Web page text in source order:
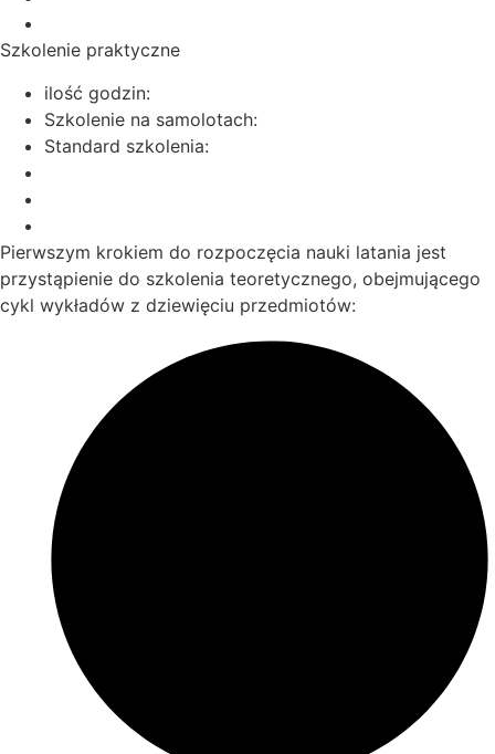
Szkolenie praktyczne
ilość godzin:
Szkolenie na samolotach:
Standard szkolenia:
Pierwszym krokiem do rozpoczęcia nauki latania jest
przystąpienie do szkolenia teoretycznego, obejmującego
cykl wykładów z dziewięciu przedmiotów: